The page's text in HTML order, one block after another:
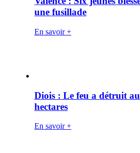
une fusillade
En savoir +
Diois : Le feu a détruit
hectares
En savoir +